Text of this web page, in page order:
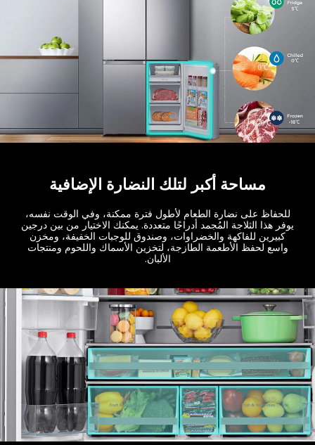
مساحة أكبر لتلك النضارة الإضافية
للحفاظ على نضارة الطعام لأطول فترة ممكنة، وفي الوقت نفسه،
يوفر هذا الثلاجة المُجمد أدراجًا متعددة. يمكنك الاختيار من بين درجين
كبيرين للفاكهة والخضراوات، وصندوق للوجبات الخفيفة، ومخزن
واسع لحفظ الأطعمة الطازجة، لتخزين الأسماك واللحوم ومنتجات
الألبان.